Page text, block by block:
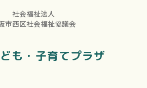
社会福祉法人
市西区社会福祉協議会
も・子育てプラザ